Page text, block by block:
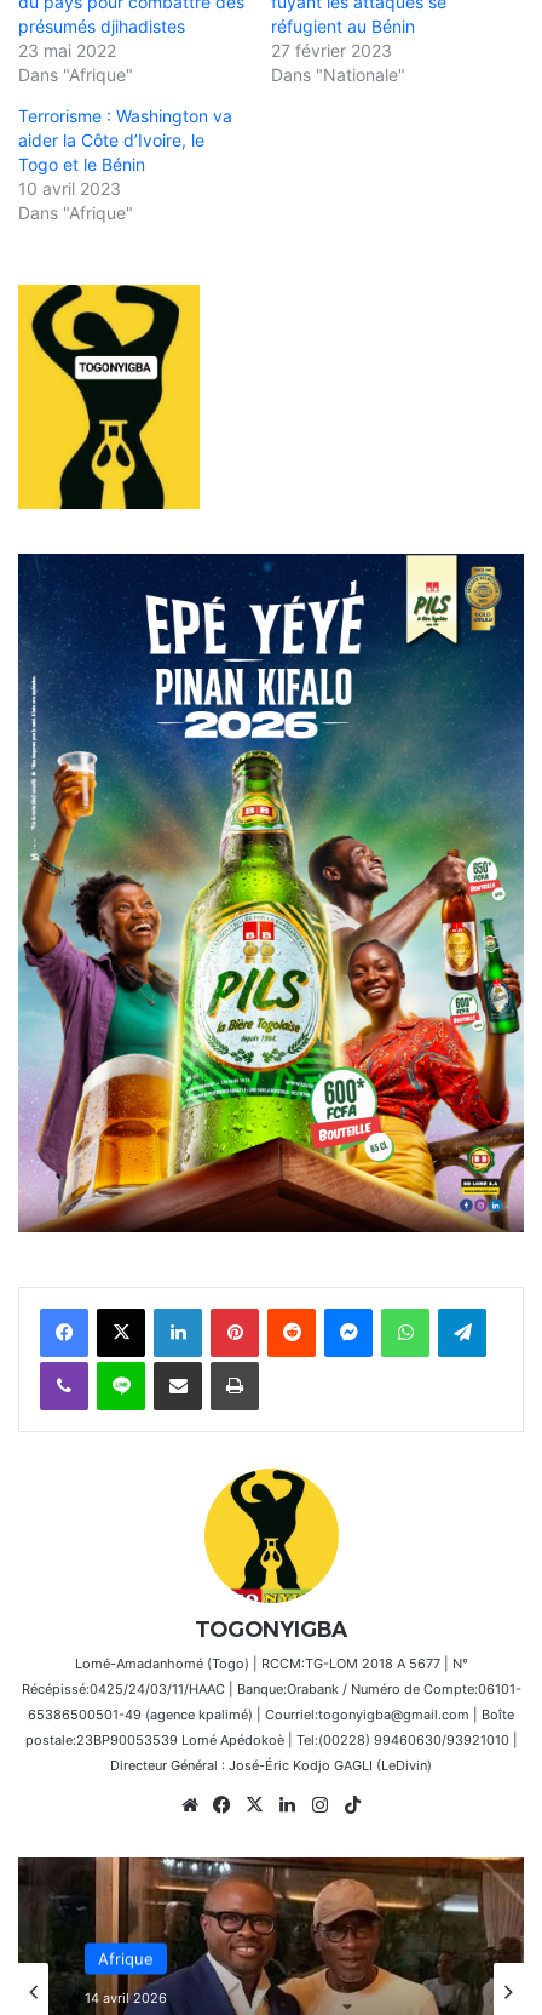
présumés djihadistes
23 mai 2022
Dans "Afrique"
réfugient au Bénin
27 février 2023
Dans "Nationale"
Terrorisme : Washington va
aider la Côte d’Ivoire, le
Togo et le Bénin
10 avril 2023
Dans "Afrique"
FacebookX Linkedin PinterestReddit MessengerWhatsAppTelegram
Viber Ligne Partager par email Imprimer
TOGONYIGBA
Lomé-Amadanhomé (Togo) | RCCM:TG-LOM 2018 A 5677 | N°
Récépissé:0425/24/03/11/HAAC | Banque:Orabank / Numéro de Compte:06101-
65386500501-49 (agence kpalimé) | Courriel:togonyigba@gmail.com | Boîte
postale:23BP90053539 Lomé Apédokoè | Tel:(00228) 99460630/93921010 |
Directeur Général : José-Éric Kodjo GAGLI (LeDivin)
WebsiteFacebook
X LinkedinInstagram
Afrique
Afrique
8 mars 2026